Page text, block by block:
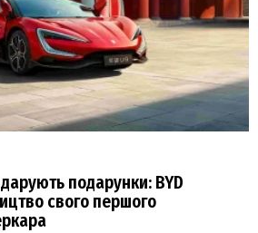
подарунки: BYD
свого першого